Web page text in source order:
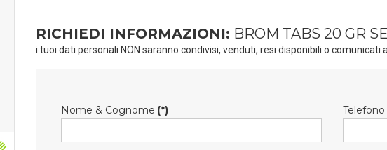
RICHIEDI INFORMAZIONI: BROM TABS 20 GR
i tuoi dati personali NON saranno condivisi, venduti, resi disponibili o comunicati
Nome & Cognome (*) Telefono